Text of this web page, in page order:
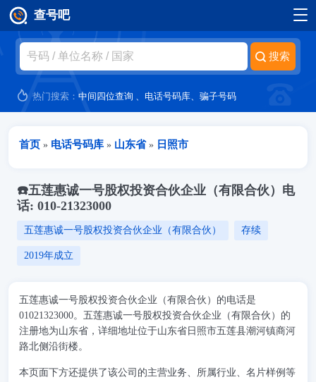
跳转到主要内容
查号吧
热门搜索：中间四位查询 、 电话号码库、骗子号码
当前位置
首页 » 电话号码库 » 山东省 » 日照市
☎️五莲惠诚一号股权投资合伙企业（有限合伙）电
话: 010-21323000
五莲惠诚一号股权投资合伙企业（有限合伙） 存续
2019年成立
五莲惠诚一号股权投资合伙企业（有限合伙）的电话是
01021323000。五莲惠诚一号股权投资合伙企业（有限合伙）的
注册地为山东省，详细地址位于山东省日照市五莲县潮河镇商河
路北侧沿街楼。
本页面下方还提供了该公司的主营业务、所属行业、名片样例等